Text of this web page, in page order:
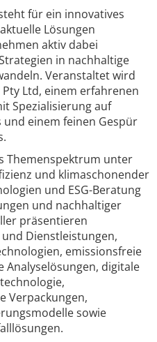
für ein innovatives
Lösungen
aktiv dabei
in nachhaltige
Veranstaltet wird
Ltd, einem erfahrenen
Spezialisierung auf
und einem feinen Gespür
Themenspektrum unter
und klimaschonender
und ESG-Beratung
und nachhaltiger
präsentieren
Dienstleistungen,
emissionsfreie
Analyselösungen, digitale
Verpackungen,
sowie